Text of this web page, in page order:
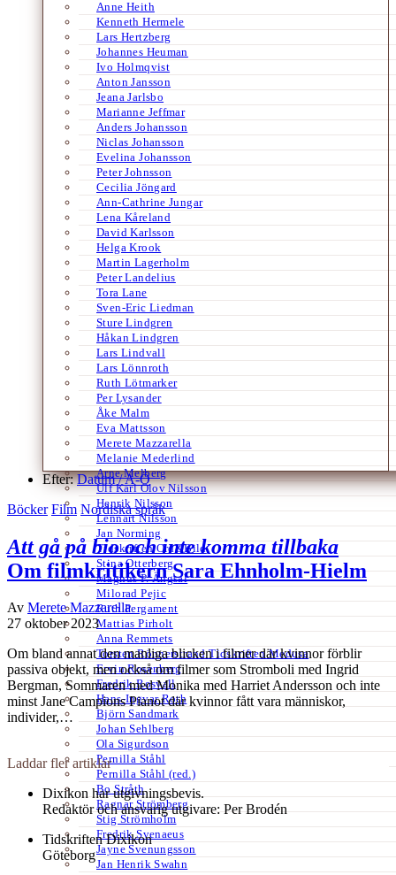
Anne Heith
Kenneth Hermele
Lars Hertzberg
Johannes Heuman
Ivo Holmqvist
Anton Jansson
Jeana Jarlsbo
Marianne Jeffmar
Anders Johansson
Niclas Johansson
Evelina Johansson
Peter Johnsson
Cecilia Jöngard
Ann-Cathrine Jungar
Lena Kåreland
David Karlsson
Helga Krook
Martin Lagerholm
Peter Landelius
Tora Lane
Sven-Eric Liedman
Sture Lindgren
Håkan Lindgren
Lars Lindvall
Lars Lönnroth
Ruth Lötmarker
Per Lysander
Åke Malm
Eva Mattsson
Merete Mazzarella
Melanie Mederlind
Arne Melberg
Ulf Karl Olov Nilsson
Henrik Nilsson
Lennart Nilsson
Jan Norming
Tidskriften Ord&Bild
Stina Otterberg
Magnus P. Ängsal
Milorad Pejic
Ruth Pergament
Mattias Pirholt
Anna Remmets
Torsten Rönnerstrand Tidskriften Medusa
Ervin Rosenberg
Fredrik Rosvall
Hans-Ingvar Roth
Björn Sandmark
Johan Sehlberg
Ola Sigurdson
Pernilla Ståhl
Pernilla Ståhl (red.)
Bo Stråth
Ragnar Strömberg
Stig Strömholm
Fredrik Svenaeus
Jayne Svenungsson
Jan Henrik Swahn
Efter:Datum /A-Ö
Böcker Film Nordiska språk
Att gå på bio och inte komma tillbaka
Om filmkritikern Sara Ehnholm-Hielm
Av Merete Mazzarella
27 oktober 2023
Om bland annat den manliga blicken i filmer där kvinnor förblir
passiva objekt, men också om filmer som Stromboli med Ingrid
Bergman, Sommaren med Monika med Harriet Andersson och inte
minst Jane Campions Pianot där kvinnor fått vara människor,
individer,…
Laddar fler artiklar
Dixikon har utgivningsbevis.
Redaktör och ansvarig utgivare: Per Brodén
Tidskriften Dixikon
Göteborg